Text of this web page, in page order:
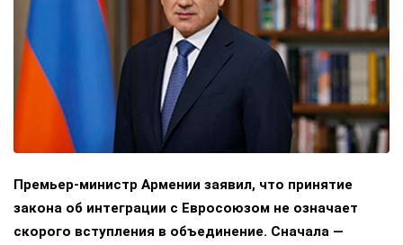
Премьер-министр Армении заявил, что принятие
закона об интеграции с Евросоюзом не означает
скорого вступления в объединение. Сначала —